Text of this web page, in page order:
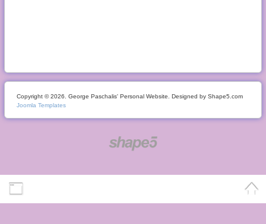
Copyright © 2026. George Paschalis' Personal Website. Designed by Shape5.com
Joomla Templates